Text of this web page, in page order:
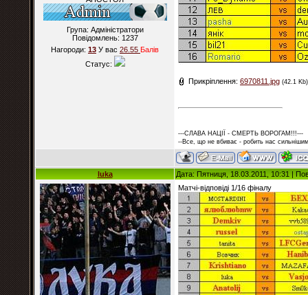
Група: Адміністратори
Повідомлень: 1237
Нагороди: 13 У вас 26.55 Балiв
Статус:
Прикріплення: 6970811.jpg (42.1 Kb)
---СЛАВА НАЦІЇ - СМЕРТЬ ВОРОГАМ!!!---
--Все, що не вбиває - робить нас
luka
Дата: Пятниця, 18.03.2011, 10:31 |
Матчі-відповіді 1/16 фіналу